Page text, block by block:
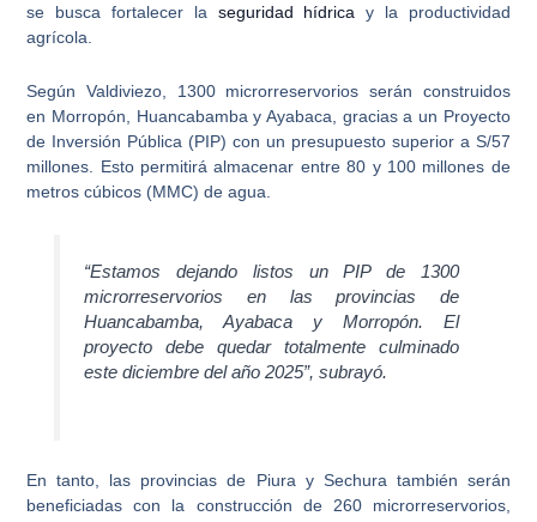
se busca fortalecer la seguridad hídrica y la productividad
agrícola.
Según Valdiviezo, 1300 microrreservorios serán construidos
en Morropón, Huancabamba y Ayabaca, gracias a un Proyecto
de Inversión Pública (PIP) con un presupuesto superior a S/57
millones. Esto permitirá almacenar entre 80 y 100 millones de
metros cúbicos (MMC) de agua.
“Estamos dejando listos un PIP de 1300
microrreservorios en las provincias de
Huancabamba, Ayabaca y Morropón. El
proyecto debe quedar totalmente culminado
este diciembre del año 2025”, subrayó.
En tanto, las provincias de Piura y Sechura también serán
beneficiadas con la construcción de 260 microrreservorios,